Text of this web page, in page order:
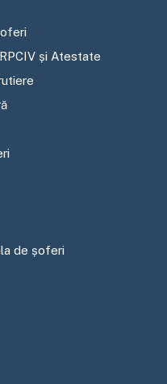
și Atestate
de șoferi